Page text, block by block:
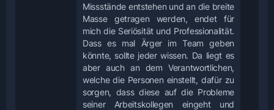
Missstände entstehen und an die breite
Masse getragen werden, endet für
mich die Seriösität und Professionalität.
Dass es mal Ärger im Team geben
könnte, sollte jeder wissen. Da liegt es
aber auch an dem Verantwortlichen,
welche die Personen einstellt, dafür zu
sorgen, dass diese auf die Probleme
seiner Arbeitskollegen eingeht und